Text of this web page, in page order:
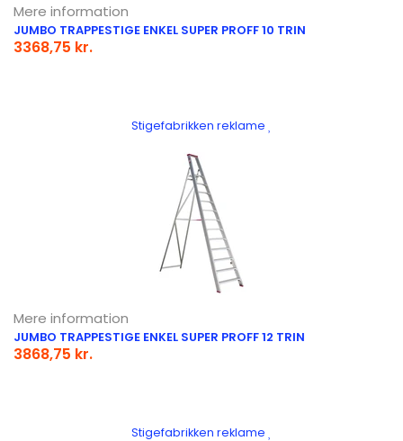
Mere information
JUMBO TRAPPESTIGE ENKEL SUPER PROFF 10 TRIN
3368,75 kr.
Stigefabrikken reklame
Mere information
JUMBO TRAPPESTIGE ENKEL SUPER PROFF 12 TRIN
3868,75 kr.
Stigefabrikken reklame